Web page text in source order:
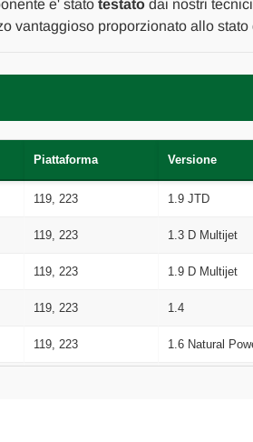
e' stato testatodai nostri
vantaggioso proporzionato allo stato
Piattaforma Versione
119, 223 1.9 JTD
119, 223 1.3 D Multijet
119, 223 1.9 D Multijet
119, 223 1.4
119, 223 1.6 Natural